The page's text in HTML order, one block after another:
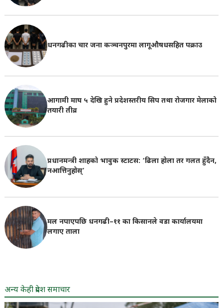
धनगढीका चार जना कञ्चनपुरमा लागूऔषधसहित पक्राउ
आगामी माघ ५ देखि हुने प्रदेशस्तरीय सिप तथा रोजगार मेलाको
तयारी तीव्र
प्रधानमन्त्री शाहको भावुक स्टाटस: ‘ढिला होला तर गलत हुँदैन,
नआत्तिनुहोस्’
मल नपाएपछि धनगढी–११ का किसानले वडा कार्यालयमा
लगाए ताला
अन्य केही प्रदेश समाचार